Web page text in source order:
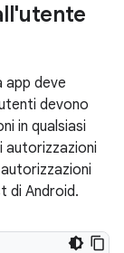
app deve
devono
in qualsiasi
autorizzazioni
di Android.